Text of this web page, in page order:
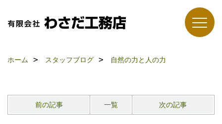
ホーム スタッフブログ 自然の力と人の力
前の記事 一覧 次の記事